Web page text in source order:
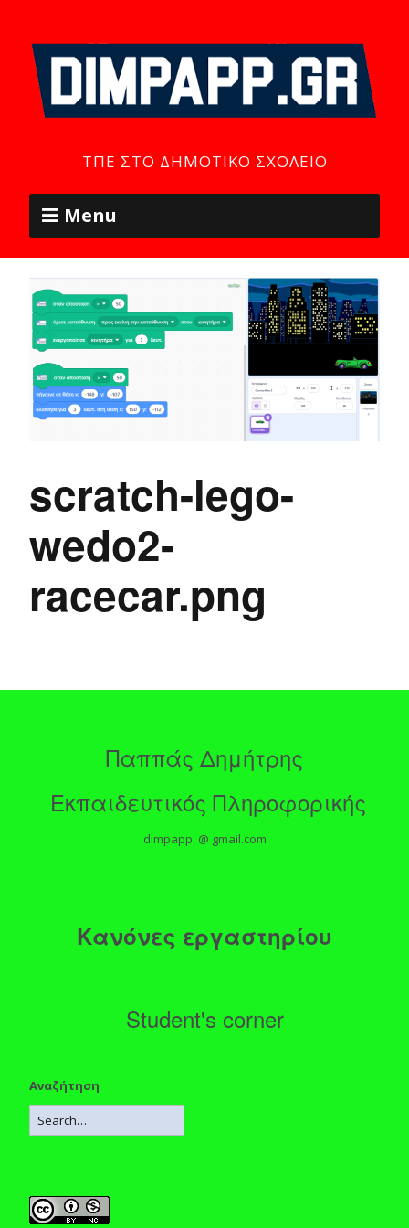
ΤΠΕ ΣΤΟ ΔΗΜΟΤΙΚΌ ΣΧΟΛΕΊΟ
Menu
scratch-lego-
wedo2-
racecar.png
Παππάς Δημήτρης
Εκπαιδευτικός Πληροφορικής
dimpapp @ gmail.com
Κανόνες εργαστηρίου
Student's corner
Αναζήτηση